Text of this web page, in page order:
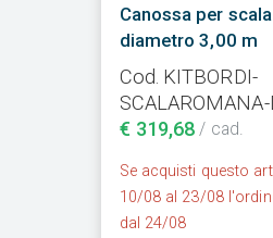
Canossa per
diametro 3,00 m
Cod. KITBORDI-
SCALAROMANA-
€ 319,68 / cad.
Se acquisti questo
10/08 al 23/08
dal 24/08